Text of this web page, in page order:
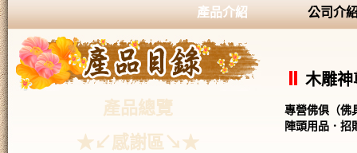
產品介紹 公司介
產品總覽
★↙感謝區↘★
木雕神
專營佛俱（佛
陣頭用品．招